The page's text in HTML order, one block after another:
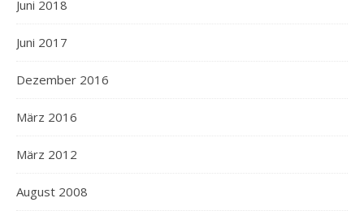
Juni 2018
Juni 2017
Dezember 2016
März 2016
März 2012
August 2008